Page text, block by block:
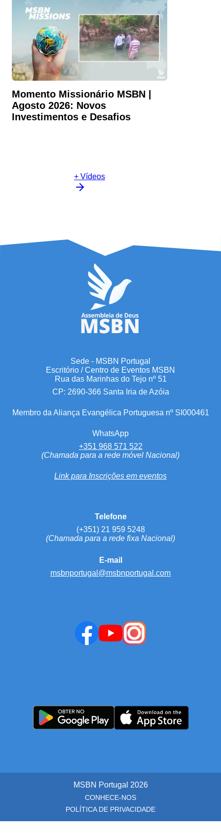
Momento Missionário MSBN |
Agosto 2026: Novos
Investimentos e Desafios
+ Vídeos
Sede - MSBN Portugal
Escritório / Centro de Eventos MSBN
Rua das Marinhas do Tejo nº 51
CP: 2690-366 Santa Iria de Azóia
Membro da Aliança Evangélica Portuguesa nº SI000461
WhatsApp
+351 968 571 522
(Chamada para a rede móvel Nacional)
Link para Inscrições em eventos
Telefone
(+351) 21 959 5248
(Chamada para a rede fixa Nacional)
E-mail
msbnportugal@msbnportugal.com
MSBN Portugal 2026
CONHECE-NOS
POLÍTICA DE PRIVACIDADE